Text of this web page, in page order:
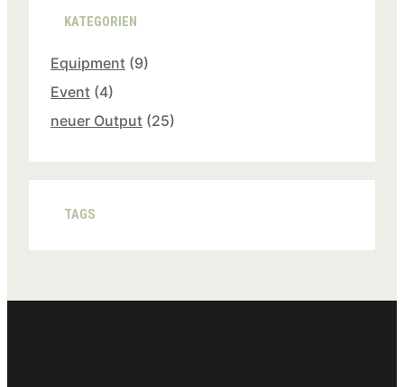
KATEGORIEN
Equipment (9)
Event (4)
neuer Output (25)
TAGS